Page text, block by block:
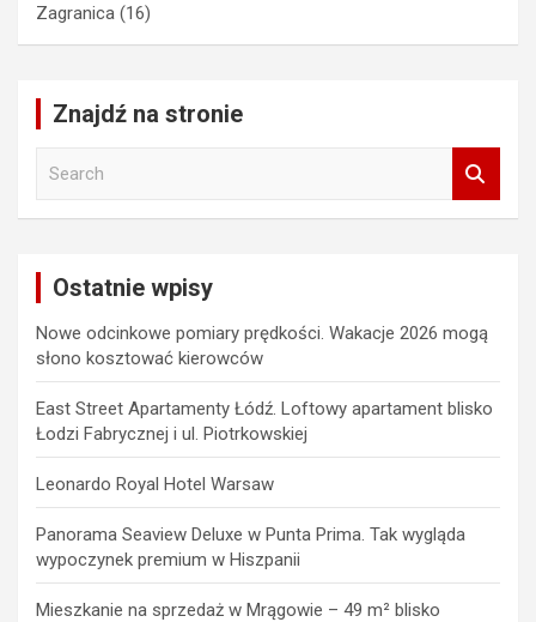
Zagranica (16)
Znajdź na stronie
Ostatnie wpisy
Nowe odcinkowe pomiary prędkości. Wakacje 2026 mogą
słono kosztować kierowców
East Street Apartamenty Łódź. Loftowy apartament blisko
Łodzi Fabrycznej i ul. Piotrkowskiej
Leonardo Royal Hotel Warsaw
Panorama Seaview Deluxe w Punta Prima. Tak wygląda
wypoczynek premium w Hiszpanii
Mieszkanie na sprzedaż w Mrągowie – 49 m² blisko